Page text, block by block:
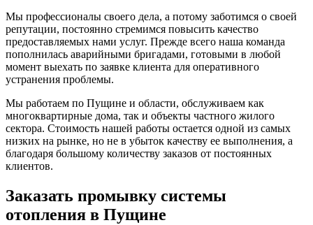
Мы профессионалы своего дела, а потому заботимся о своей
репутации, постоянно стремимся повысить качество
предоставляемых нами услуг. Прежде всего наша команда
пополнилась аварийными бригадами, готовыми в любой
момент выехать по заявке клиента для оперативного
устранения проблемы.
Мы работаем по Пущине и области, обслуживаем как
многоквартирные дома, так и объекты частного жилого
сектора. Стоимость нашей работы остается одной из самых
низких на рынке, но не в убыток качеству ее выполнения, а
благодаря большому количеству заказов от постоянных
клиентов.
Заказать промывку системы
отопления в Пущине